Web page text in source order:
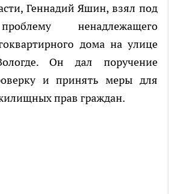
Геннадий Яшин, взял под
ненадлежащего
дома на улице
Он дал поручение
и принять меры для
прав граждан.